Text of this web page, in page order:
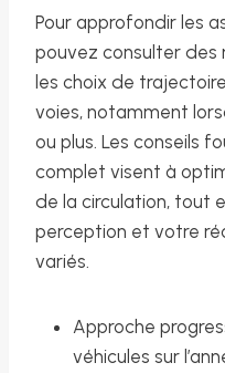
Pour approfondir les
pouvez consulter des
les choix de
voies, notamment
ou plus. Les conseils
complet visent à
de la circulation, tout
perception et votre
variés.
Approche
véhicules sur